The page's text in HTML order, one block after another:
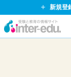
新規登
イ